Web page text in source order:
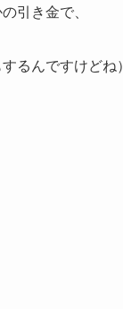
引き金で、
るんですけどね）